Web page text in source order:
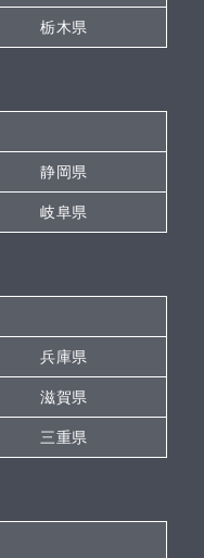
栃木県
静岡県
岐阜県
兵庫県
滋賀県
三重県